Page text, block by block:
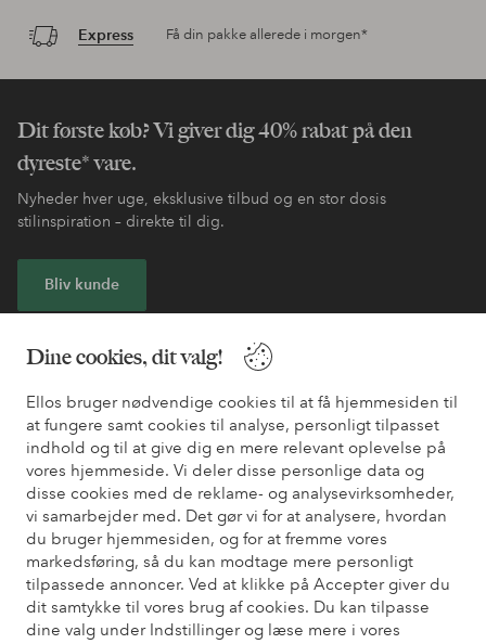
Dine cookies, dit valg!
Ellos bruger nødvendige cookies til at få hjemmesiden til
at fungere samt cookies til analyse, personligt tilpasset
indhold og til at give dig en mere relevant oplevelse på
vores hjemmeside. Vi deler disse personlige data og
disse cookies med de reklame- og analysevirksomheder,
vi samarbejder med. Det gør vi for at analysere, hvordan
du bruger hjemmesiden, og for at fremme vores
markedsføring, så du kan modtage mere personligt
tilpassede annoncer. Ved at klikke på Accepter giver du
dit samtykke til vores brug af cookies. Du kan tilpasse
dine valg under Indstillinger og læse mere i vores
Express Få din pakke allerede i morgen*
Dit første køb? Vi giver dig 40% rabat på den
dyreste* vare.
Nyheder hver uge, eksklusive tilbud og en stor dosis
stilinspiration – direkte til dig.
Bliv kunde
Har du brug for hjælp?
Du kan finde svar på de oftest stillede spørgsmål i vores FAQ.
Du kan også finde oplysninger om, hvordan du kontakter os.
Kundeservice Bestilling Betalingsmåde
Mine sider